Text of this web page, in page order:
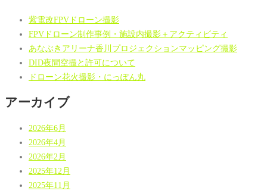
紫電改FPVドローン撮影
FPVドローン制作事例・施設内撮影＋アクティビティ
あなぶきアリーナ香川プロジェクションマッピング撮影
DID夜間空撮と許可について
ドローン花火撮影・にっぽん丸
アーカイブ
2026年6月
2026年4月
2026年2月
2025年12月
2025年11月